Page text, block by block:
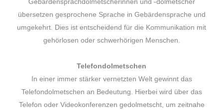
übersetzen gesprochene Sprache in Gebärdensprache und
umgekehrt. Dies ist entscheidend für die Kommunikation mit
gehörlosen oder schwerhörigen Menschen.
Telefondolmetschen
In einer immer stärker vernetzten Welt gewinnt das
Telefondolmetschen an Bedeutung. Hierbei wird über das
Telefon oder Videokonferenzen gedolmetscht, um zeitnahe